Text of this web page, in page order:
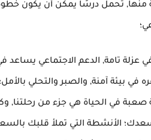
منها, تحمل درسًا يمكن أن يكون
تامة, الدعم الاجتماعي يساعد
في بيئة آمنة, والصبر والتحلي بالأمل؛
صعبة في الحياة هي جزء من رحلتنا,
؛ الأنشطة التي تملأ قلبك